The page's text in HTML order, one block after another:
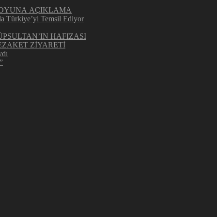
AÇIKLAMA
Türkiye’yi Temsil Ediyor
HAFIZASI
ZİYARETİ